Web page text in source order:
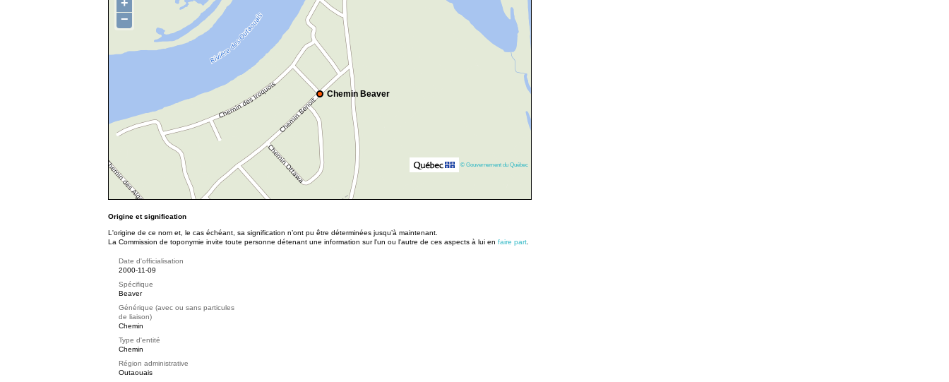
Chemin Beaver
+
−
© Gouvernement du Québec
Origine et signification
L'origine de ce nom et, le cas échéant, sa signification n’ont pu être déterminées jusqu’à maintenant.
La Commission de toponymie invite toute personne détenant une information sur l'un ou l'autre de ces aspects à lui en faire part
Date d'officialisation
2000-11-09
Spécifique
Beaver
Générique (avec ou sans particules
de liaison)
Chemin
Type d'entité
Chemin
Région administrative
Outaouais